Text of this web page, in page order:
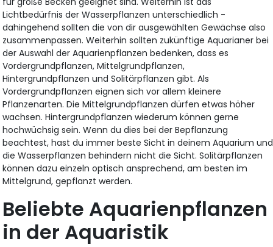
Lichtbedürfnis der Wasserpflanzen unterschiedlich -
dahingehend sollten die von dir ausgewählten Gewächse also
zusammenpassen. Weiterhin sollten zukünftige Aquarianer bei
der Auswahl der Aquarienpflanzen bedenken, dass es
Vordergrundpflanzen, Mittelgrundpflanzen,
Hintergrundpflanzen und Solitärpflanzen gibt. Als
Vordergrundpflanzen eignen sich vor allem kleinere
Pflanzenarten. Die Mittelgrundpflanzen dürfen etwas höher
wachsen. Hintergrundpflanzen wiederum können gerne
hochwüchsig sein. Wenn du dies bei der Bepflanzung
beachtest, hast du immer beste Sicht in deinem Aquarium und
die Wasserpflanzen behindern nicht die Sicht. Solitärpflanzen
können dazu einzeln optisch ansprechend, am besten im
Mittelgrund, gepflanzt werden.
Beliebte Aquarienpflanzen
in der Aquaristik